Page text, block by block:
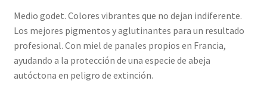
Medio godet. Colores vibrantes que no dejan indiferente.
Los mejores pigmentos y aglutinantes para un resultado
profesional. Con miel de panales propios en Francia,
ayudando a la protección de una especie de abeja
autóctona en peligro de extinción.